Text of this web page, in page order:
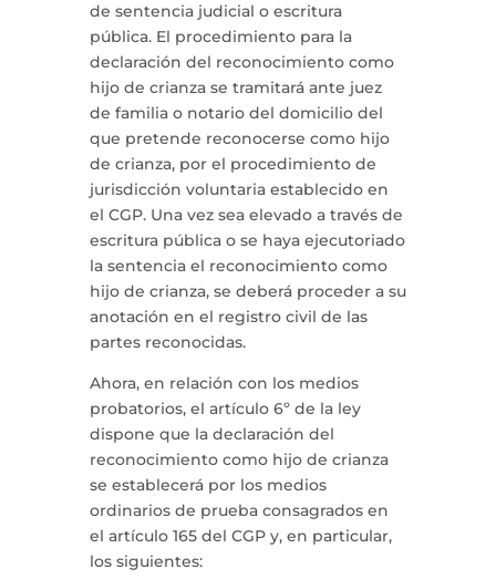
de sentencia judicial o escritura
pública. El procedimiento para la
declaración del reconocimiento como
hijo de crianza se tramitará ante juez
de familia o notario del domicilio del
que pretende reconocerse como hijo
de crianza, por el procedimiento de
jurisdicción voluntaria establecido en
el CGP. Una vez sea elevado a través de
escritura pública o se haya ejecutoriado
la sentencia el reconocimiento como
hijo de crianza, se deberá proceder a su
anotación en el registro civil de las
partes reconocidas.
Ahora, en relación con los medios
probatorios, el artículo 6º de la ley
dispone que la declaración del
reconocimiento como hijo de crianza
se establecerá por los medios
ordinarios de prueba consagrados en
el artículo 165 del CGP y, en particular,
los siguientes: